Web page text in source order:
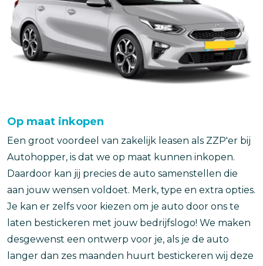
Op maat inkopen
Een groot voordeel van zakelijk leasen als ZZP'er bij
Autohopper, is dat we op maat kunnen inkopen.
Daardoor kan jij precies de auto samenstellen die
aan jouw wensen voldoet. Merk, type en extra opties.
Je kan er zelfs voor kiezen om je auto door ons te
laten bestickeren met jouw bedrijfslogo! We maken
desgewenst een ontwerp voor je, als je de auto
langer dan zes maanden huurt bestickeren wij deze